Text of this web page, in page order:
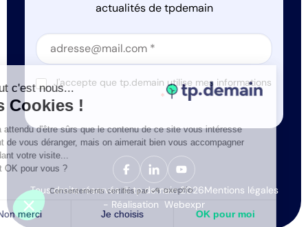
actualités de tpdemain
Section
Section
J'accepte que tp.demain utilise mes informations
*
Tous droits réservés © tp.demain 2026Mentions légales
- Réalisation Webexpr
Salut c'est nous...
les Cookies !
On a attendu d'être sûrs que le contenu de ce site vous intéresse
avant de vous déranger, mais on aimerait bien vous accompagner
pendant votre visite...
C'est OK pour vous ?
Consentements certifiés par
Non merci Je choisis OK pour moi